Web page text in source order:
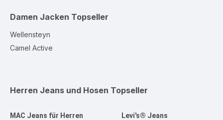
Damen Jacken Topseller
Wellensteyn
Camel Active
Herren Jeans und Hosen Topseller
MAC Jeans für Herren Levi's® Jeans